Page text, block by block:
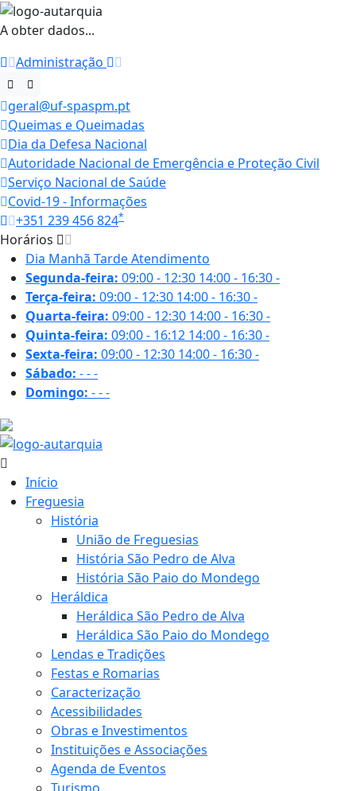
A obter dados...
Administração
geral@uf-spaspm.pt
Queimas e Queimadas
Dia da Defesa Nacional
Autoridade Nacional de Emergência e Proteção Civil
Serviço Nacional de Saúde
Covid-19 - Informações
+351 239 456 824*
Horários
Dia Manhã TardeAtendimento
Segunda-feira: 09:00 - 12:30 14:00 - 16:30-
Terça-feira: 09:00 - 12:30 14:00 - 16:30-
Quarta-feira: 09:00 - 12:30 14:00 - 16:30-
Quinta-feira: 09:00 - 16:12 14:00 - 16:30-
Sexta-feira: 09:00 - 12:30 14:00 - 16:30-
Sábado: ---
Domingo: ---
Início
Freguesia
História
União de Freguesias
História São Pedro de Alva
História São Paio do Mondego
Heráldica
Heráldica São Pedro de Alva
Heráldica São Paio do Mondego
Lendas e Tradições
Festas e Romarias
Caracterização
Acessibilidades
Obras e Investimentos
Instituições e Associações
Agenda de Eventos